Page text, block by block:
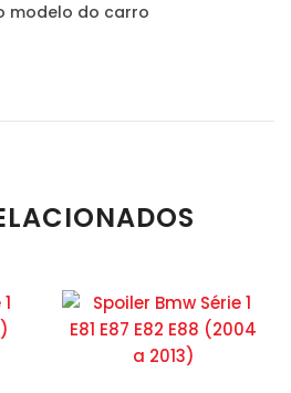
modelo do carro